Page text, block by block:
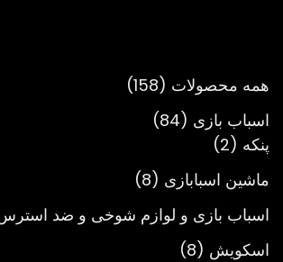
همه محصولات
158
158
اسباب بازی 84
84
پنکه 2
2
محصول
ماشین اسبابازی 8
8
اسباب بازی و لوازم شوخی و ضد
اسکویش 8
8